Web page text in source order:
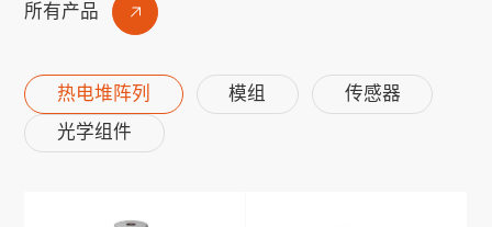
所有产品
热电堆阵列 模组
传感器
光学组件